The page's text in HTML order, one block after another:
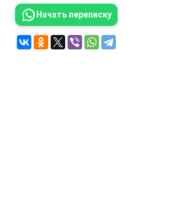
Начать переписку